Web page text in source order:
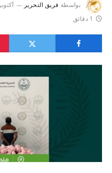
بواسطة فريق التحرير أكتوبر 18, 2023
1 دقائق